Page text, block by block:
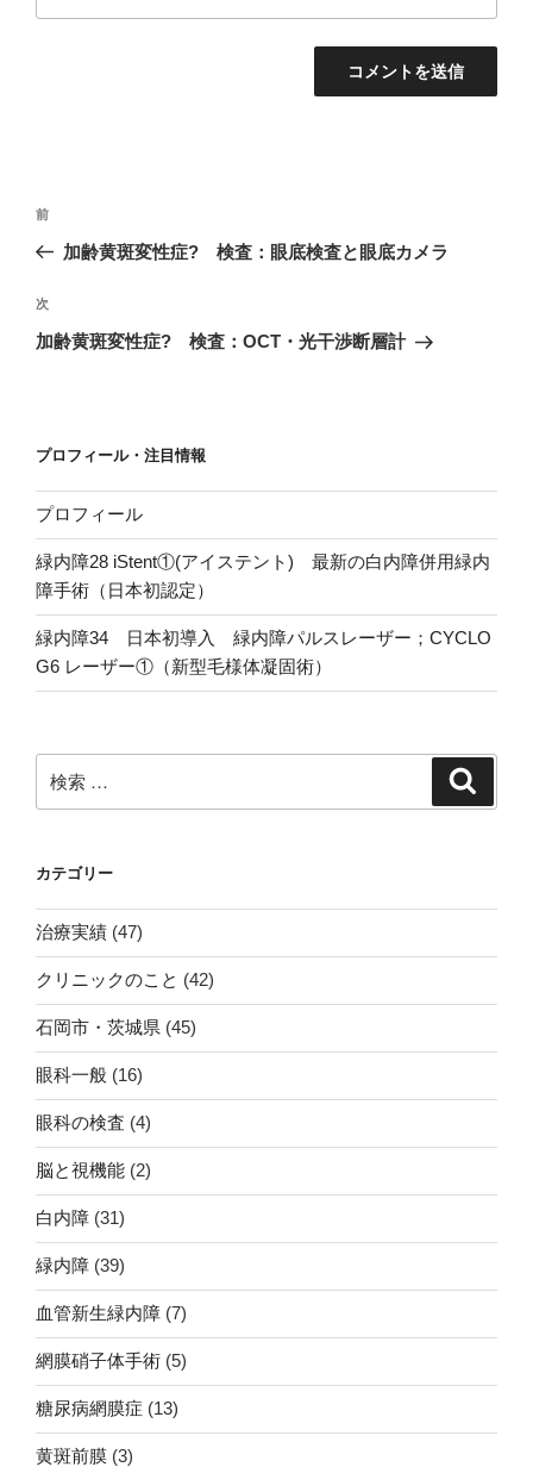
投
ビ
ゲ
ン
過
去
投
稿
前
加齢黄斑変性症? 検査：眼底検査と眼底カメラ
次
の
次
加齢黄斑変性症? 検査：OCT・光干渉断層計
プロフィール・注目情報
プロフィール
緑内障28 iStent①(アイステント) 最新の白内障併用緑内
障手術（日本初認定）
緑内障34 日本初導入 緑内障パルスレーザー；CYCLO
G6 レーザー①（新型毛様体凝固術）
索:
カテゴリー
治療実績 (47)
クリニックのこと (42)
石岡市・茨城県 (45)
眼科一般 (16)
眼科の検査 (4)
脳と視機能 (2)
白内障 (31)
緑内障 (39)
血管新生緑内障 (7)
網膜硝子体手術 (5)
糖尿病網膜症 (13)
黄斑前膜 (3)